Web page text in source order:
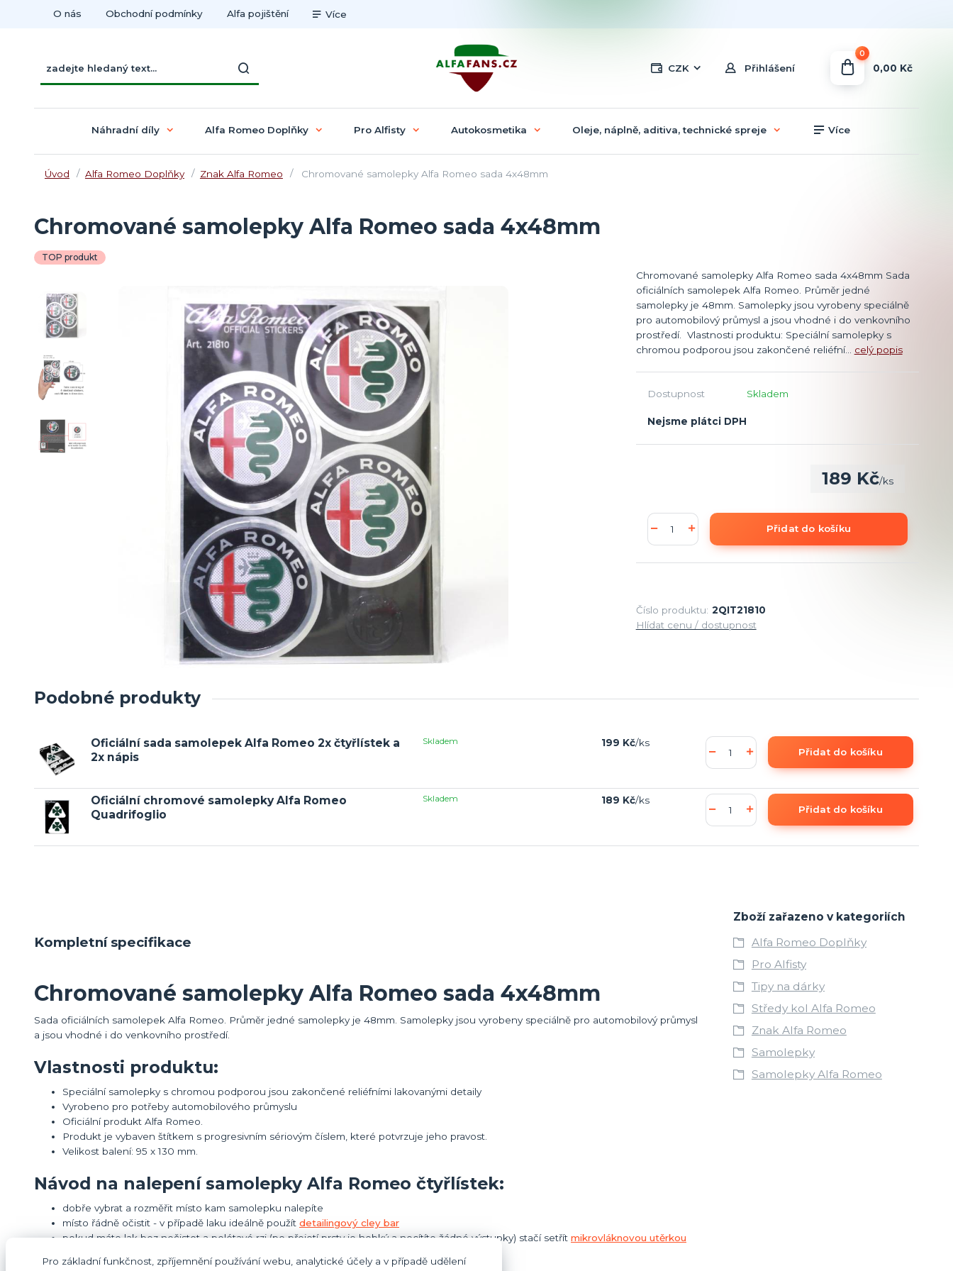
O nás Obchodní podmínky Alfa pojištění Více
CZK Přihlášení
0
0,00 Kč
Náhradní díly Alfa Romeo Doplňky Pro Alfisty Autokosmetika Oleje, náplně, aditiva, technické spreje Více
Úvod Alfa Romeo Doplňky Znak Alfa Romeo Chromované samolepky Alfa Romeo sada 4x48mm
Chromované samolepky Alfa Romeo sada 4x48mm
TOP produkt
Chromované samolepky Alfa Romeo sada 4x48mm Sada
oficiálních samolepek Alfa Romeo. Průměr jedné
samolepky je 48mm. Samolepky jsou vyrobeny speciálně
pro automobilový průmysl a jsou vhodné i do venkovního
prostředí. Vlastnosti produktu: Speciální samolepky s
chromou podporou jsou zakončené reliéfní... celý popis
Dostupnost Skladem
Nejsme plátci DPH
189 Kč/ks
Přidat do košíku
Číslo produktu: 2QIT21810
Hlídat cenu / dostupnost
Podobné produkty
Oficiální sada samolepek Alfa Romeo 2x čtyřlístek a
2x nápis
199 Kč/ks
Skladem
Přidat do košíku
Oficiální chromové samolepky Alfa Romeo
Quadrifoglio
189 Kč/ks
Skladem
Přidat do košíku
Kompletní specifikace
Chromované samolepky Alfa Romeo sada 4x48mm
Sada oficiálních samolepek Alfa Romeo. Průměr jedné samolepky je 48mm. Samolepky jsou vyrobeny speciálně pro automobilový průmysl
a jsou vhodné i do venkovního prostředí.
Vlastnosti produktu:
Speciální samolepky s chromou podporou jsou zakončené reliéfními lakovanými detaily
Vyrobeno pro potřeby automobilového průmyslu
Oficiální produkt Alfa Romeo.
Produkt je vybaven štítkem s progresivním sériovým číslem, které potvrzuje jeho pravost.
Velikost balení: 95 x 130 mm.
Návod na nalepení samolepky Alfa Romeo čtyřlístek:
dobře vybrat a rozměřit místo kam samolepku nalepíte
místo řádně očistit - v případě laku ideálně použít detailingový cley bar
pokud máte lak bez nečistot a polétavé rzi (po přejetí prsty je hebký a necítíte žádné výstupky) stačí setřít mikrovláknovou utěrkou
samolepku opatrně přilepit
Zboží zařazeno v kategoriích
Alfa Romeo Doplňky
Pro Alfisty
Tipy na dárky
Středy kol Alfa Romeo
Znak Alfa Romeo
Samolepky
Samolepky Alfa Romeo
Pro základní funkčnost, zpříjemnění používání webu, analytické účely a v případě udělení